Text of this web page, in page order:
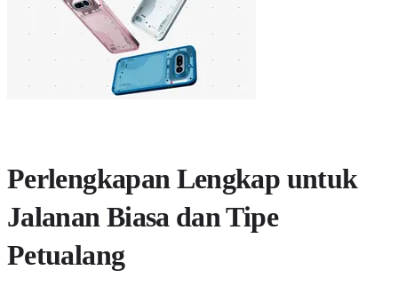
Perlengkapan Lengkap untuk
Jalanan Biasa dan Tipe
Petualang